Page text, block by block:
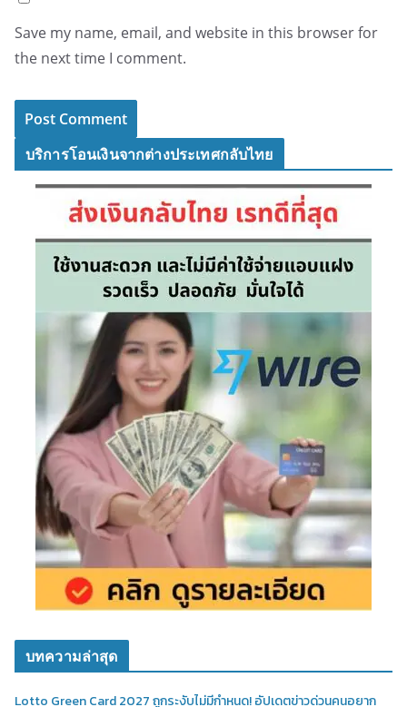
Save my name, email, and website in this browser for
the next time I comment.
บริการโอนเงินจากต่างประเทศกลับไทย
บทความล่าสุด
Lotto Green Card 2027 ถูกระงับไม่มีกำหนด! อัปเดตข่าวด่วนคนอยาก